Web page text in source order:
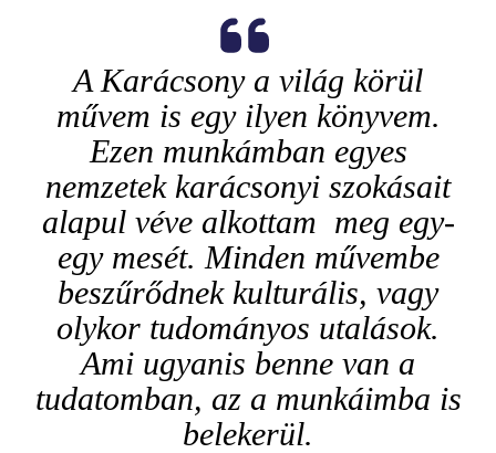
A Karácsony a világ körül
művem is egy ilyen könyvem.
Ezen munkámban egyes
nemzetek karácsonyi szokásait
alapul véve alkottam meg egy-
egy mesét. Minden művembe
beszűrődnek kulturális, vagy
olykor tudományos utalások.
Ami ugyanis benne van a
tudatomban, az a munkáimba is
belekerül.